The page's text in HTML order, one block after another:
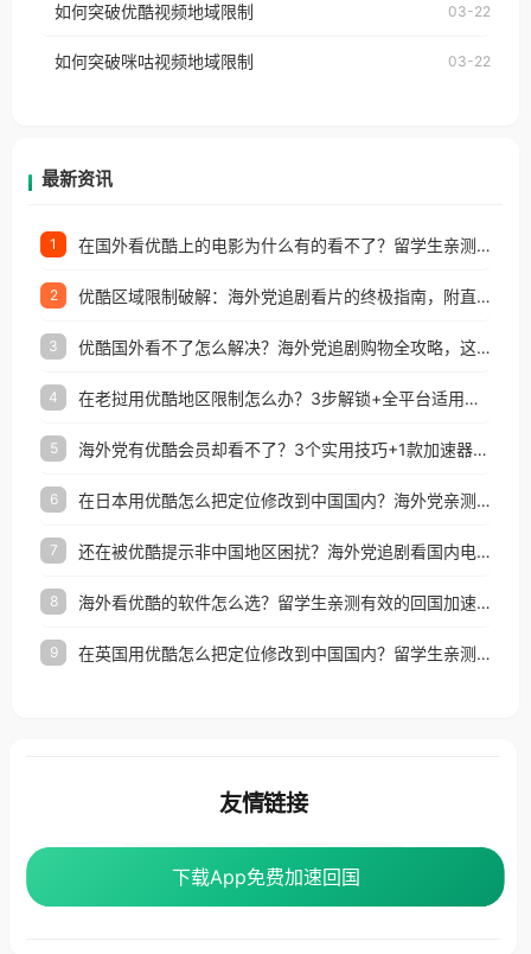
权限制所困扰。
制问题，且仅能在中国大陆地区播放。 遇到这个问题
户收听网易云音乐地区版权限制」的问题，无论人在
如何突破优酷视频地域限制 03-22
如何突破咪咕视频地域限制 03-22
最新资讯
1 在国外看优酷上的电影为什么有的看不了？留学生亲测有效的回国加速方案
2 优酷区域限制破解：海外党追剧看片的终极指南，附直播欧冠+1905电影网解决方案
3 优酷国外看不了怎么解决？海外党追剧购物全攻略，这招亲测有效！
4 在老挝用优酷地区限制怎么办？3步解锁+全平台适用的回国加速器指南
5 海外党有优酷会员却看不了？3个实用技巧+1款加速器解决追剧&金融APP难题
6 在日本用优酷怎么把定位修改到中国国内？海外党亲测有效的回国加速指南
7 还在被优酷提示非中国地区困扰？海外党追剧看国内电影的正确打开方式
8 海外看优酷的软件怎么选？留学生亲测有效的回国加速方案
9 在英国用优酷怎么把定位修改到中国国内？留学生亲测有效的回国加速方案
下载App免费加速回国
下载App免费加速回国
友情链接